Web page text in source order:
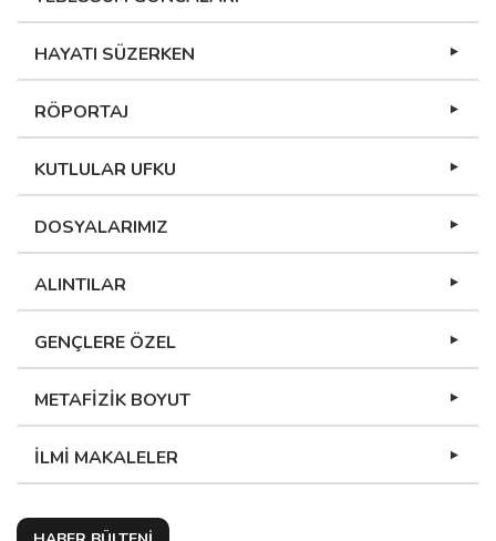
HAYATI SÜZERKEN
RÖPORTAJ
KUTLULAR UFKU
DOSYALARIMIZ
ALINTILAR
GENÇLERE ÖZEL
METAFİZİK BOYUT
İLMİ MAKALELER